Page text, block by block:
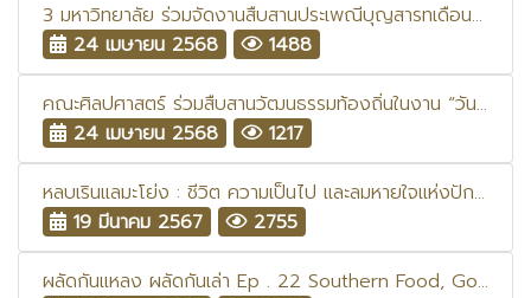
3 มหาวิทยาลัย ร่วมจัดงานสืบสานประเพณีบุญสารทเดือนสิบ ประจำปี 2567: เดือนสิบมหาสนุก สุขสร้างสรรค์ ลานศิลป์ ถิ่น Soft Power
24 เมษายน 2568
1488
คณะศิลปศาสตร์ ร่วมสืบสานวัฒนธรรมท้องถิ่นในงาน “วันว่างขึ้นเบญจาสรงน้ำสามสมเด็จเจ้าฯแห่งลุ่มน้ำทะเลสาบสงขลา”
24 เมษายน 2568
1217
หลบเรินแลมะโย่ง : ชีวิต ความเป็นไป และลมหายใจแห่งปักษ์ใต้
19 มีนาคม 2567
2755
ผลัดกันแหลง ผลัดกันเล่า Ep . 22 Southern Food, Good Taste: Yala-Trang